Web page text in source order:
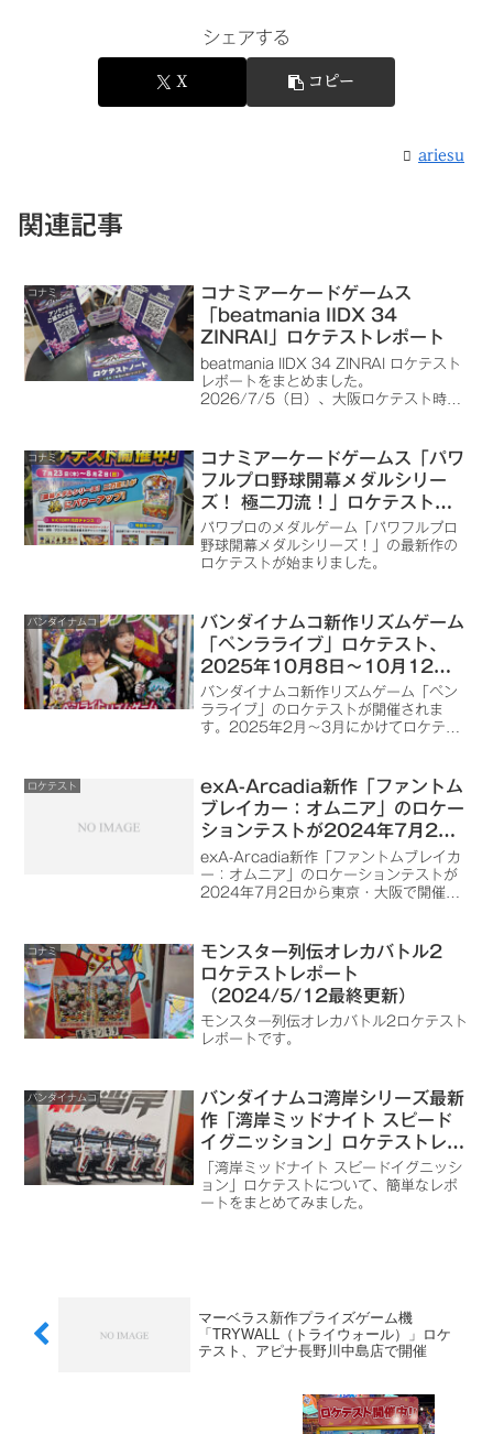
シェアする
X コピー
ariesu
関連記事
コナミ
コナミアーケードゲームス
「beatmania IIDX 34
ZINRAI」ロケテストレポート
beatmania IIDX 34 ZINRAI ロケテスト
レポートをまとめました。
2026/7/5（日）、大阪ロケテスト時の
コナミ
コナミアーケードゲームス「パワ
フルプロ野球開幕メダルシリー
ズ！ 極二刀流！」ロケテスト、
神奈川レジャーランド厚木店で
2026年7月23日～8月2日まで
開催
パワプロのメダルゲーム「パワフルプロ
野球開幕メダルシリーズ！」の最新作の
ロケテストが始まりました。
バンダイナムコ
バンダイナムコ新作リズムゲーム
「ペンラライブ」ロケテスト、
2025年10月8日～10月12日
までnamco池袋店で開催
バンダイナムコ新作リズムゲーム「ペン
ラライブ」のロケテストが開催されま
す。2025年2月～3月にかけてロケテス
ロケテスト
exA-Arcadia新作「ファントム
ブレイカー：オムニア」のロケー
ションテストが2024年7月2日
から東京・大阪で開催
exA-Arcadia新作「ファントムブレイカ
ー：オムニア」のロケーションテストが
2024年7月2日から東京・大阪で開催さ
コナミ
モンスター列伝オレカバトル2
ロケテストレポート
（2024/5/12最終更新）
モンスター列伝オレカバトル2ロケテスト
レポートです。
バンダイナムコ
バンダイナムコ湾岸シリーズ最新
作「湾岸ミッドナイト スピード
イグニッション」ロケテストレポ
ート（Ver.B等追記）
「湾岸ミッドナイト スピードイグニッシ
ョン」ロケテストについて、簡単なレポ
ートをまとめてみました。
マーベラス新作プライズゲーム機
「TRYWALL（トライウォール）」ロケ
テスト、アピナ長野川中島店で開催